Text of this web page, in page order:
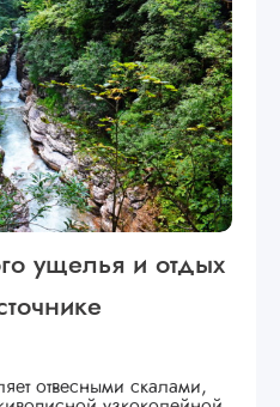
ущелья и отдых
отвесными скалами,